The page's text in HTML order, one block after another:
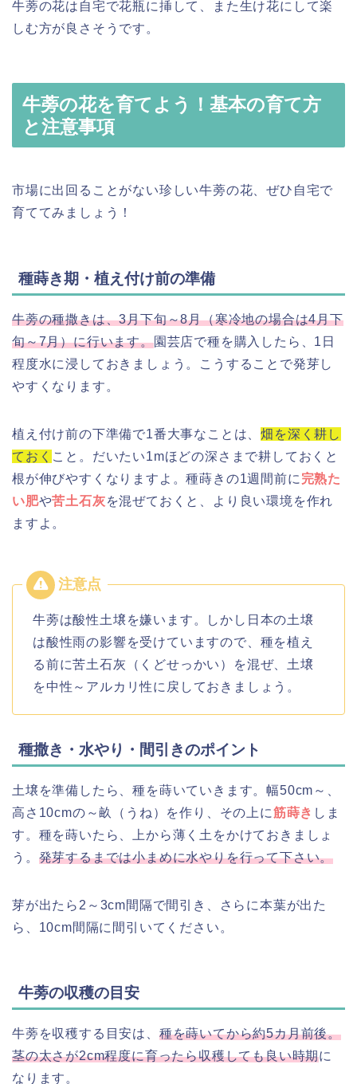
牛蒡の花は自宅で花瓶に挿して、また生け花にして楽
しむ方が良さそうです。
牛蒡の花を育てよう！基本の育て方
と注意事項
市場に出回ることがない珍しい牛蒡の花、ぜひ自宅で
育ててみましょう！
種蒔き期・植え付け前の準備
牛蒡の種撒きは、3月下旬～8月（寒冷地の場合は4月下
旬～7月）に行います。園芸店で種を購入したら、1日
程度水に浸しておきましょう。こうすることで発芽し
やすくなります。
植え付け前の下準備で1番大事なことは、畑を深く耕し
ておく こと。だいたい1mほどの深さまで耕しておくと
根が伸びやすくなりますよ。種蒔きの1週間前に 完熟た
い肥や苦土石灰を混ぜておくと、より良い環境を作れ
ますよ。
牛蒡は酸性土壌を嫌います。しかし日本の土壌
は酸性雨の影響を受けていますので、種を植え
る前に苦土石灰（くどせっかい）を混ぜ、土壌
を中性～アルカリ性に戻しておきましょう。
種撒き・水やり・間引きのポイント
土壌を準備したら、種を蒔いていきます。幅50cm～、
高さ10cmの～畝（うね）を作り、その上に筋蒔き しま
す。種を蒔いたら、上から薄く土をかけておきましょ
う。 発芽するまでは小まめに水やりを行って下さい。
芽が出たら2～3cm間隔で間引き、さらに本葉が出た
ら、10cm間隔に間引いてください。
牛蒡の収穫の目安
牛蒡を収穫する目安は、 種を蒔いてから約5カ月前後。
茎の太さが2cm程度に育ったら収穫しても良い時期に
なります。